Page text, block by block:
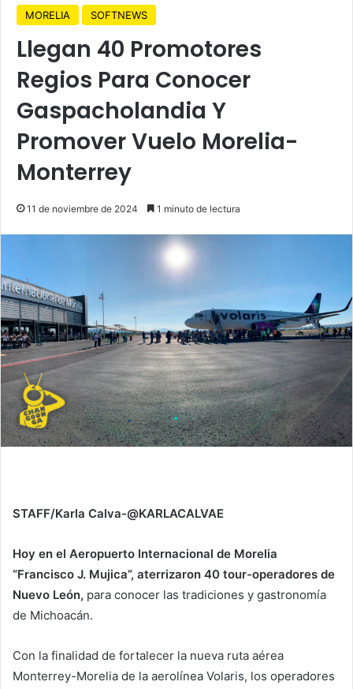
MORELIA SOFTNEWS
Llegan 40 Promotores
Regios Para Conocer
Gaspacholandia Y
Promover Vuelo Morelia-
Monterrey
11 de noviembre de 2024 1 minuto de lectura
STAFF/Karla Calva-@KARLACALVAE
Hoy en el Aeropuerto Internacional de Morelia
“Francisco J. Mujica”, aterrizaron 40 tour-operadores de
Nuevo León, para conocer las tradiciones y gastronomía
de Michoacán.
Con la finalidad de fortalecer la nueva ruta aérea
Monterrey-Morelia de la aerolínea Volaris, los operadores